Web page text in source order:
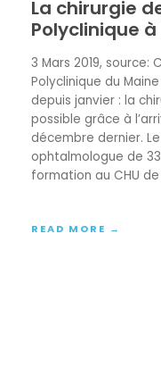
La chirurgie
Polyclinique à
3 Mars 2019, source:
Polyclinique du
depuis janvier : la
possible grâce à
décembre dernier.
ophtalmologue de
formation au CHU de
READ MORE →